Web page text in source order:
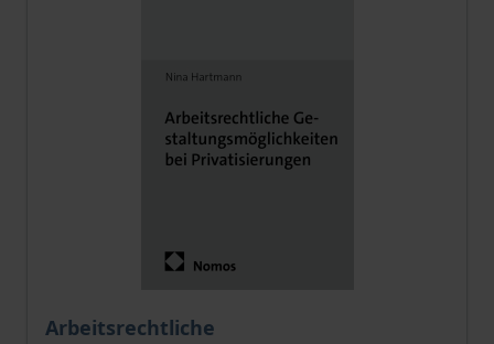
Arbeitsrechtliche
Der Preis dieses Titels richtet sich nach der